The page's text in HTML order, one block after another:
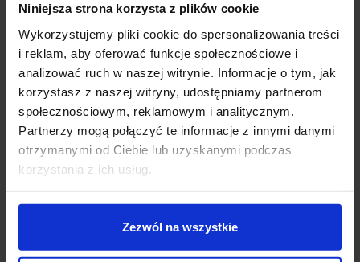
Niniejsza strona korzysta z plików cookie
Wykorzystujemy pliki cookie do spersonalizowania treści
i reklam, aby oferować funkcje społecznościowe i
analizować ruch w naszej witrynie. Informacje o tym, jak
korzystasz z naszej witryny, udostępniamy partnerom
społecznościowym, reklamowym i analitycznym.
Partnerzy mogą połączyć te informacje z innymi danymi
otrzymanymi od Ciebie lub uzyskanymi podczas
korzystania z ich usług.
Zezwól na wszystkie
Producent Spotline
Gwarancja 24 miesiące
Dodatkowe informacje:
Brak żarówki w komplecie
Waga 1,7kg
Szczegóły produktu